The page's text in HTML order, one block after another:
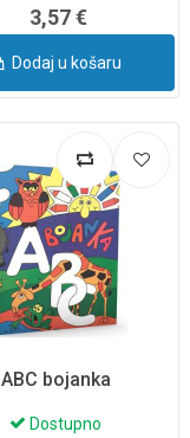
3,57 €
Dodaj u košaru
ABC bojanka
Dostupno